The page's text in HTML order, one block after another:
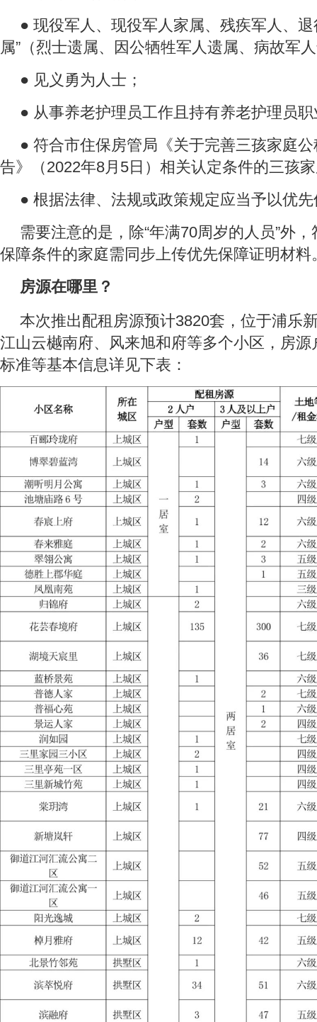
● 现役军人、现役军人家属、残疾军人、退
属”（烈士遗属、因公牺牲军人遗属、病故军
● 见义勇为人士；
● 从事养老护理员工作且持有养老护理员
● 符合市住保房管局《关于完善三孩家庭
告》（2022年8月5日）相关认定条件的三孩
● 根据法律、法规或政策规定应当予以优
需要注意的是，除“年满70周岁的人员”外
保障条件的家庭需同步上传优先保障证明材料
房源在哪里？
本次推出配租房源预计3820套，位于浦乐
江山云樾南府、风来旭和府等多个小区，房
标准等基本信息详见下表：